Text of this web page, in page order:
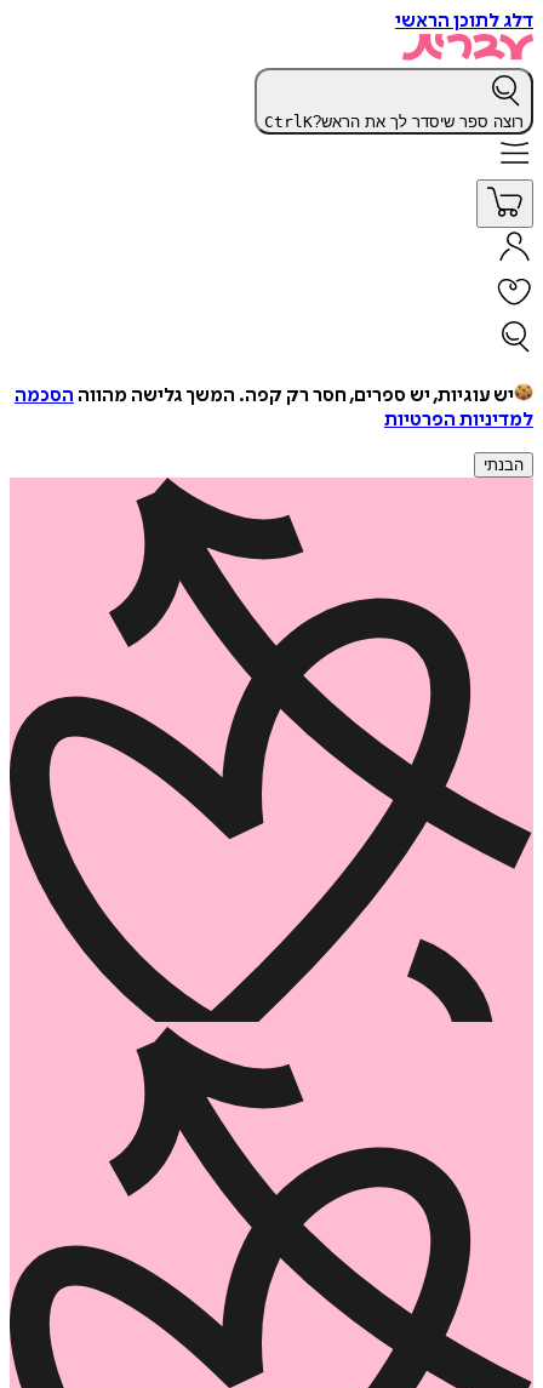
דלג לתוכן הראשי
רוצה ספר שיסדר לך את הראש? CtrlK
יש עוגיות, יש ספרים, חסר רק קפה. המשך גלישה מהווה הסכמה
למדיניות הפרטיות
הבנתי